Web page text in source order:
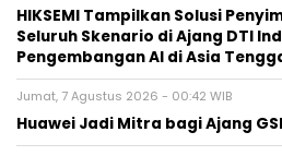
HIKSEMI Tampilkan Solusi
Seluruh Skenario di Ajang DTI
Pengembangan AI di Asia
Jumat, 7 Agustus 2026 - 00:42 WIB
Huawei Jadi Mitra bagi Ajang